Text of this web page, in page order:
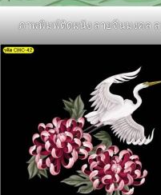
ภาพพิมพ์ติดผนัง ลายจีนมงคล ล